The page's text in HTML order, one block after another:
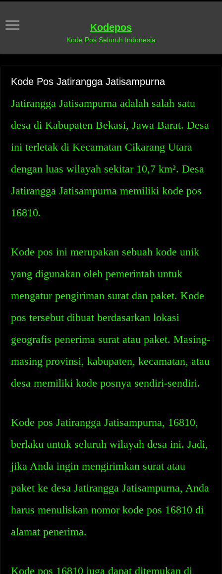
Kodepos
Kode Pos Seluruh Indonesia
Kode Pos Jatirangga Jatisampurna
Jatirangga Jatisampurna adalah salah satu
desa di Kabupaten Bekasi, Jawa Barat. Desa
ini terletak di Kecamatan Cikarang Utara
dengan luas wilayah sekitar 10,7 km². Desa
Jatirangga Jatisampurna memiliki kode pos
16810.
Kode pos ini merupakan sebuah kode unik
yang digunakan oleh pemerintah untuk
mengatur pengiriman surat dan paket. Kode
pos tersebut dibuat berdasarkan lokasi
geografis penerima surat atau paket. Masing-
masing provinsi, kabupaten, kecamatan, atau
desa memiliki kode posnya sendiri-sendiri.
Kode pos Jatirangga Jatisampurna, 16810,
berlaku untuk seluruh wilayah desa ini. Jadi,
jika Anda ingin mengirimkan surat atau
paket ke desa Jatirangga Jatisampurna, Anda
harus menuliskan nomor kode pos 16810 di
alamat penerima.
Kode pos 16810 juga dapat ditemukan di